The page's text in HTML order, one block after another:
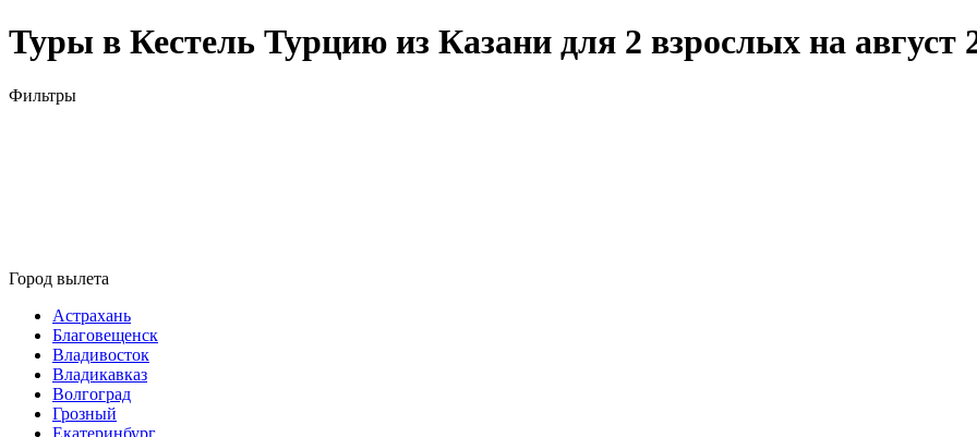
Туры в Кестель Турцию из Казани для 2 взрослых на август
Фильтры
Город вылета
Астрахань
Благовещенск
Владивосток
Владикавказ
Волгоград
Грозный
Екатеринбург